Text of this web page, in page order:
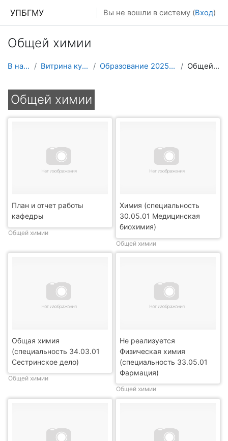
УПБГМУ Вы не вошли в систему (Вход)
Общей химии
В начало Витрина курсов 3KL Образование 2025-2026 уч.год Общей химии
Общей химии
План и отчет работы
кафедры
Общей химии
Химия (специальность
30.05.01 Медицинская
биохимия)
Общей химии
Общая химия
(специальность 34.03.01
Сестринское дело)
Общей химии
Не реализуется
Физическая химия
(специальность 33.05.01
Фармация)
Общей химии